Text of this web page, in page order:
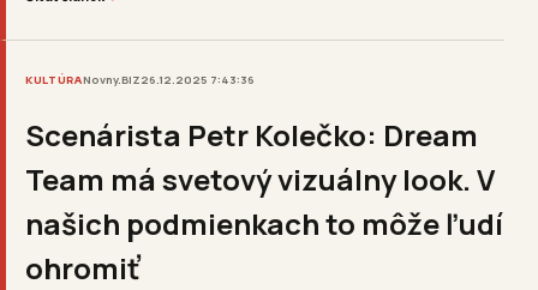
KULTÚRANovny.BIZ26.12.2025 7:43:36
Scenárista Petr Kolečko: Dream
Team má svetový vizuálny look. V
našich podmienkach to môže ľudí
ohromiť